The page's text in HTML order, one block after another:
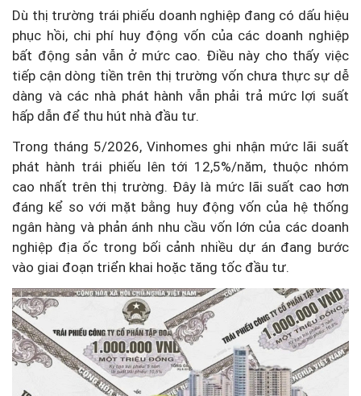
Dù thị trường trái phiếu doanh nghiệp đang có dấu hiệu
phục hồi, chi phí huy động vốn của các doanh nghiệp
bất động sản vẫn ở mức cao. Điều này cho thấy việc
tiếp cận dòng tiền trên thị trường vốn chưa thực sự dễ
dàng và các nhà phát hành vẫn phải trả mức lợi suất
hấp dẫn để thu hút nhà đầu tư.
Trong tháng 5/2026, Vinhomes ghi nhận mức lãi suất
phát hành trái phiếu lên tới 12,5%/năm, thuộc nhóm
cao nhất trên thị trường. Đây là mức lãi suất cao hơn
đáng kể so với mặt bằng huy động vốn của hệ thống
ngân hàng và phản ánh nhu cầu vốn lớn của các doanh
nghiệp địa ốc trong bối cảnh nhiều dự án đang bước
vào giai đoạn triển khai hoặc tăng tốc đầu tư.